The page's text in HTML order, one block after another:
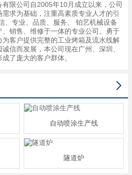
限公司自2005年10月成立以来，公司
求为基础，注重高素质专业人才的引
、专业、品质、服务、 铂艺机械设备
销售、维修于一体的专业公司。勇于
客户提供完整的工业烤箱及流水线解
信而发展，本公司现在广州、深圳、
了庞大的客户群体。

自动喷涂生产线
隧道炉